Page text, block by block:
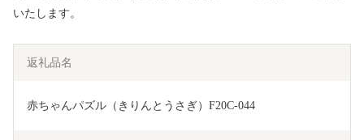
いたします。
返礼品名
赤ちゃんパズル（きりんとうさぎ）F20C-044